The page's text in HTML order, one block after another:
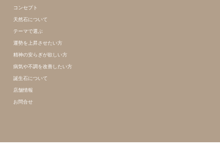
コンセプト
天然石について
テーマで選ぶ
運勢を上昇させたい方
精神の安らぎが欲しい方
病気や不調を改善したい方
誕生石について
店舗情報
お問合せ